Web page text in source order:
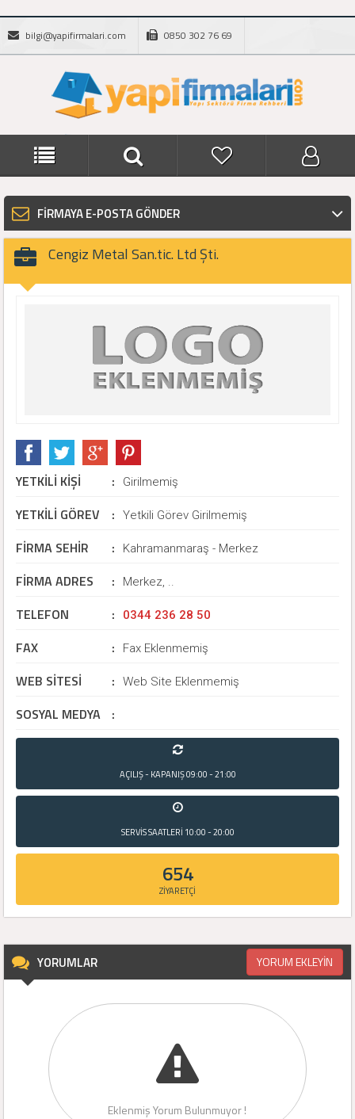
bilgi@yapifirmalari.com 0850 302 76 69
FİRMAYA E-POSTA GÖNDER
Cengiz Metal San.tic. Ltd Şti.
YETKİLİ KİŞİ : Girilmemiş
YETKİLİ GÖREV : Yetkili Görev Girilmemiş
FİRMA SEHİR : Kahramanmaraş - Merkez
FİRMA ADRES : Merkez, ..
TELEFON : 0344 236 28 50
FAX : Fax Eklenmemiş
WEB SİTESİ : Web Site Eklenmemiş
SOSYAL MEDYA :
AÇILIŞ - KAPANIŞ09:00 - 21:00
SERVİS SAATLERİ 10:00 - 20:00
654
ZİYARETÇİ
YORUMLAR YORUM EKLEYİN
Eklenmiş Yorum Bulunmuyor !